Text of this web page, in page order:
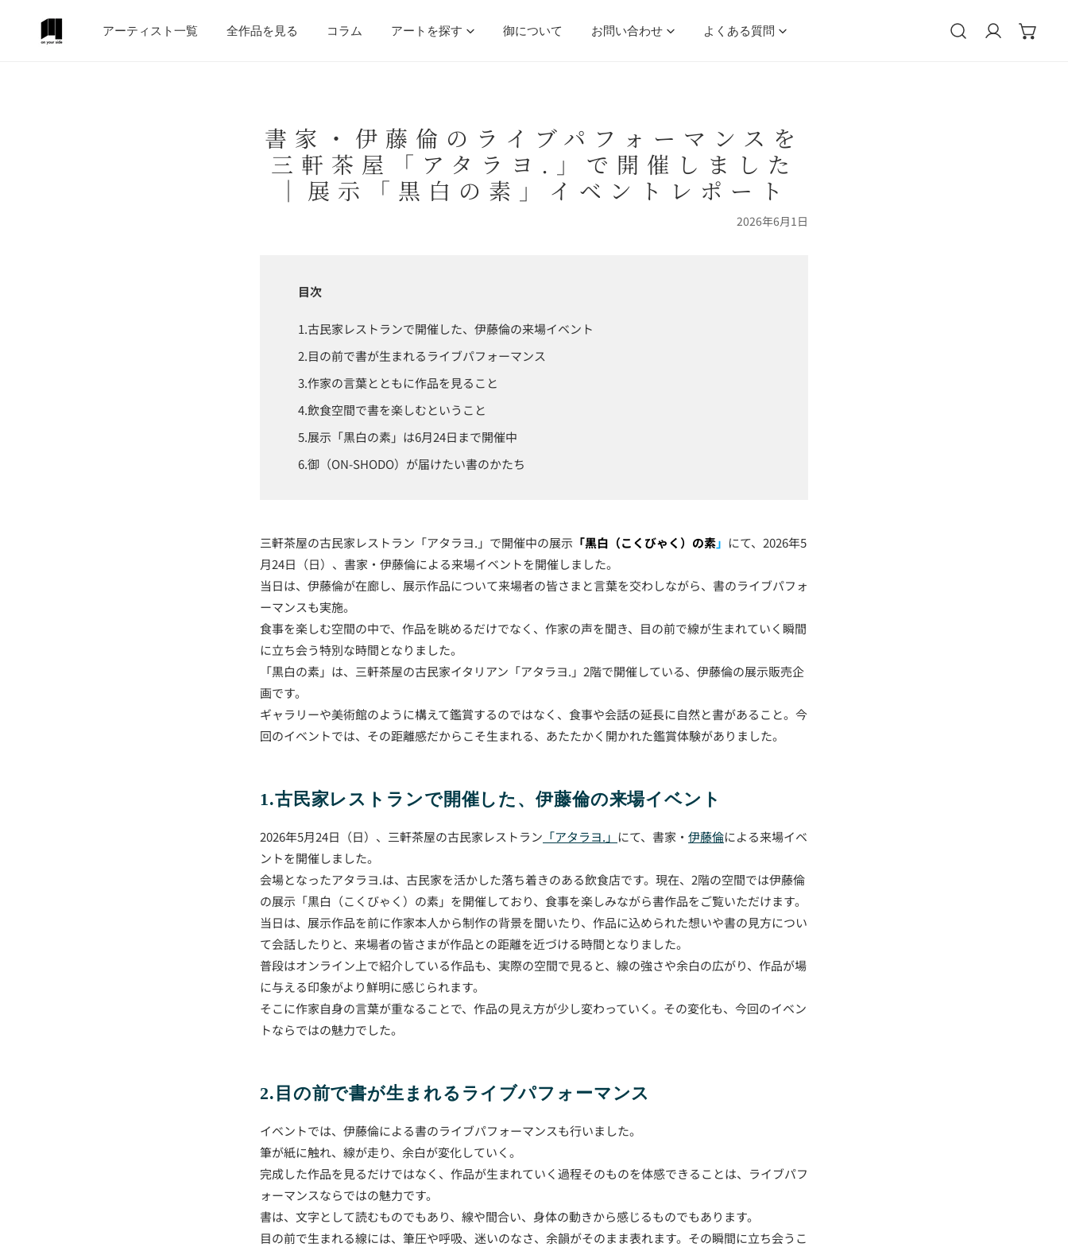
ンツにスキップ
アーティスト一覧 全作品を見る コラム アートを探す 御について お問い合わせ よくある質問
ログイン
書家・伊藤倫のライブパフォーマンスを
三軒茶屋「アタラヨ.」で開催しました
｜展示「黒白の素」イベントレポート
2026年6月1日
目次
古民家レストランで開催した、伊藤倫の来場イベント
目の前で書が生まれるライブパフォーマンス
作家の言葉とともに作品を見ること
飲食空間で書を楽しむということ
展示「黒白の素」は6月24日まで開催中
御（ON-SHODO）が届けたい書のかたち
三軒茶屋の古民家レストラン「アタラヨ.」で開催中の展示 「黒白（こくびゃく）の素」 にて、2026年5
月24日（日）、書家・伊藤倫による来場イベントを開催しました。
当日は、伊藤倫が在廊し、展示作品について来場者の皆さまと言葉を交わしながら、書のライブパフォ
ーマンスも実施。
食事を楽しむ空間の中で、作品を眺めるだけでなく、作家の声を聞き、目の前で線が生まれていく瞬間
に立ち会う特別な時間となりました。
「黒白の素」は、三軒茶屋の古民家イタリアン「アタラヨ.」2階で開催している、伊藤倫の展示販売企
画です。
ギャラリーや美術館のように構えて鑑賞するのではなく、食事や会話の延長に自然と書があること。今
回のイベントでは、その距離感だからこそ生まれる、あたたかく開かれた鑑賞体験がありました。
1.古民家レストランで開催した、伊藤倫の来場イベント
2026年5月24日（日）、三軒茶屋の古民家レストラン 「アタラヨ.」 にて、書家・ 伊藤倫による来場イベ
ントを開催しました。
会場となったアタラヨ.は、古民家を活かした落ち着きのある飲食店です。現在、2階の空間では伊藤倫
の展示「黒白（こくびゃく）の素」を開催しており、食事を楽しみながら書作品をご覧いただけます。
当日は、展示作品を前に作家本人から制作の背景を聞いたり、作品に込められた想いや書の見方につい
て会話したりと、来場者の皆さまが作品との距離を近づける時間となりました。
普段はオンライン上で紹介している作品も、実際の空間で見ると、線の強さや余白の広がり、作品が場
に与える印象がより鮮明に感じられます。
そこに作家自身の言葉が重なることで、作品の見え方が少し変わっていく。その変化も、今回のイベン
トならではの魅力でした。
2.目の前で書が生まれるライブパフォーマンス
イベントでは、伊藤倫による書のライブパフォーマンスも行いました。
筆が紙に触れ、線が走り、余白が変化していく。
完成した作品を見るだけではなく、作品が生まれていく過程そのものを体感できることは、ライブパフ
ォーマンスならではの魅力です。
書は、文字として読むものでもあり、線や間合い、身体の動きから感じるものでもあります。
目の前で生まれる線には、筆圧や呼吸、迷いのなさ、余韻がそのまま表れます。その瞬間に立ち会うこ